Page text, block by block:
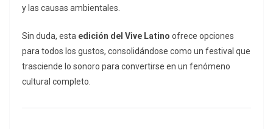
y las causas ambientales.
Sin duda, esta edición del Vive Latino ofrece opciones
para todos los gustos, consolidándose como un festival que
trasciende lo sonoro para convertirse en un fenómeno
cultural completo.